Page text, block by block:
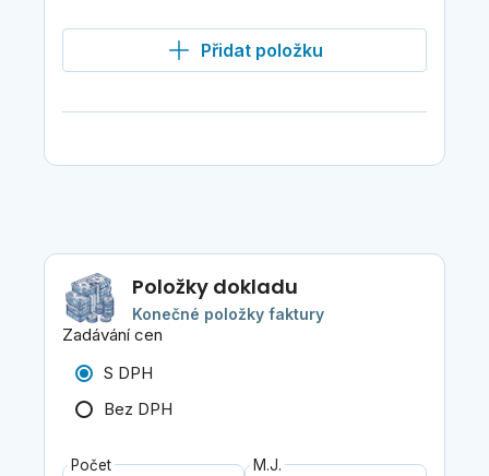
Přidat položku
Položky dokladu
Konečné položky faktury
Zadávání cen
S DPH
Bez DPH
Počet M.J.